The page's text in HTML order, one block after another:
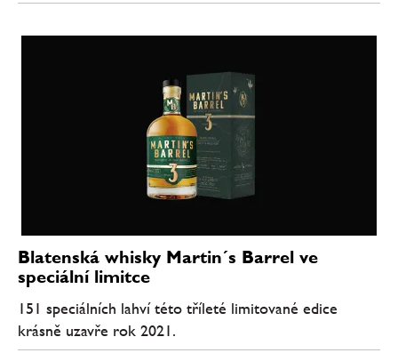
Blatenská whisky Martin´s Barrel ve
speciální limitce
151 speciálních lahví této tříleté limitované edice
krásně uzavře rok 2021.